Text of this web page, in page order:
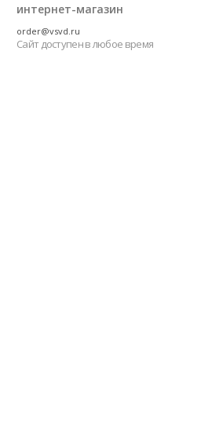
интернет-магазин
order@vsvd.ru
Сайт доступен в любое время